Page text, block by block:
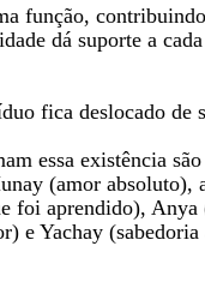
função,
dá suporte a cada
fica deslocado de
essa existência
(amor absoluto),
foi aprendido), Anya
e Yachay